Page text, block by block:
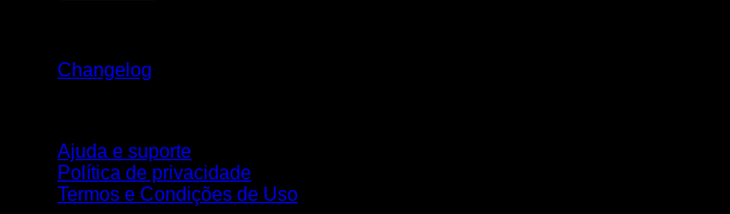
Changelog
Ajuda e suporte
Política de privacidade
Termos e Condições de Uso